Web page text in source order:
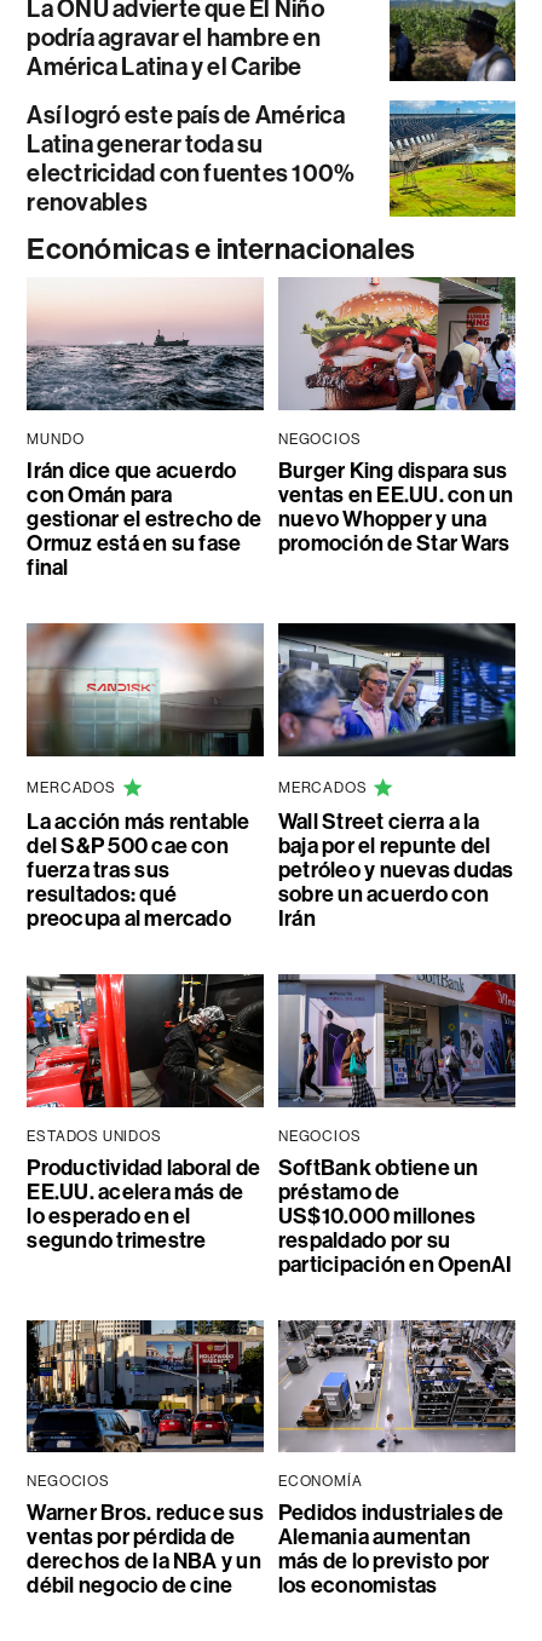
La ONU advierte que El Niño
podría agravar el hambre en
América Latina y el Caribe
Así logró este país de América
Latina generar toda su
electricidad con fuentes 100%
renovables
Económicas e internacionales
MUNDO
Irán dice que acuerdo
con Omán para
gestionar el estrecho de
Ormuz está en su fase
final
NEGOCIOS
Burger King dispara sus
ventas en EE.UU. con un
nuevo Whopper y una
promoción de Star Wars
MERCADOS
La acción más rentable
del S&P 500 cae con
fuerza tras sus
resultados: qué
preocupa al mercado
MERCADOS
Wall Street cierra a la
baja por el repunte del
petróleo y nuevas dudas
sobre un acuerdo con
Irán
ESTADOS UNIDOS
Productividad laboral de
EE.UU. acelera más de
lo esperado en el
segundo trimestre
NEGOCIOS
SoftBank obtiene un
préstamo de
US$10.000 millones
respaldado por su
participación en OpenAI
NEGOCIOS
Warner Bros. reduce sus
ventas por pérdida de
derechos de la NBA y un
débil negocio de cine
ECONOMÍA
Pedidos industriales de
Alemania aumentan
más de lo previsto por
los economistas